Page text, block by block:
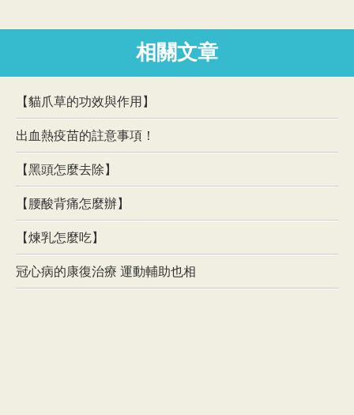
相關文章
【貓爪草的功效與作用】
出血熱疫苗的註意事項！
【黑頭怎麼去除】
【腰酸背痛怎麼辦】
【煉乳怎麼吃】
冠心病的康復治療 運動輔助也相